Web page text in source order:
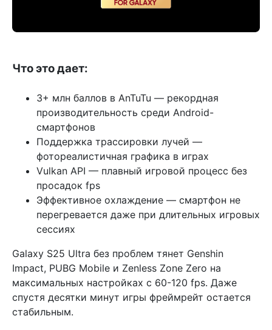
Что это дает:
3+ млн баллов в AnTuTu — рекордная
производительность среди Android-
смартфонов
Поддержка трассировки лучей —
фотореалистичная графика в играх
Vulkan API — плавный игровой процесс без
просадок fps
Эффективное охлаждение — смартфон не
перегревается даже при длительных игровых
сессиях
Galaxy S25 Ultra без проблем тянет Genshin
Impact, PUBG Mobile и Zenless Zone Zero на
максимальных настройках с 60-120 fps. Даже
спустя десятки минут игры фреймрейт остается
стабильным.